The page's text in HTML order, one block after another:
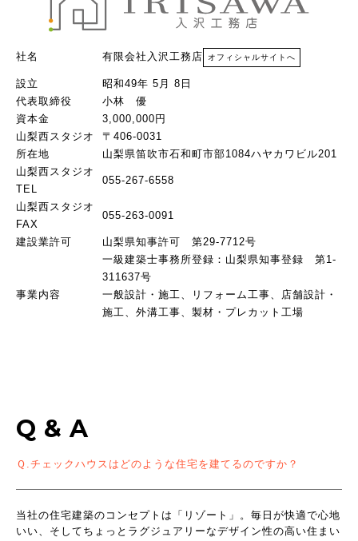
社名 有限会社入沢工務店 オフィシャルサイトへ
設立
昭和49年 5月 8日
代表取締役
小林 優
資本金
3,000,000円
山梨西スタジオ
所在地
〒406-0031
山梨県笛吹市石和町市部1084ハヤカワビル201
山梨西スタジオ
TEL
055-267-6558
山梨西スタジオ
FAX
055-263-0091
建設業許可
山梨県知事許可 第29-7712号
一級建築士事務所登録：山梨県知事登録 第1-
311637号
事業内容
一般設計・施工、リフォーム工事、店舗設計・
施工、外溝工事、製材・プレカット工場
Q & A
Ｑ.チェックハウスはどのような住宅を建てるのですか？
当社の住宅建築のコンセプトは「リゾート」。毎日が快適で心地
いい、そしてちょっとラグジュアリーなデザイン性の高い住まい